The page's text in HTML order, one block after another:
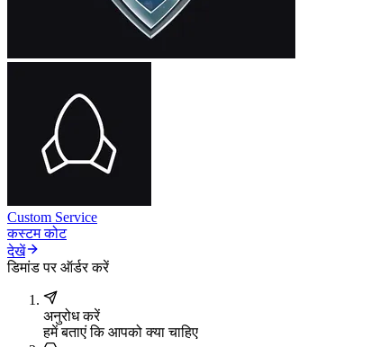
Custom Service
कस्टम कोट
देखें
डिमांड पर ऑर्डर करें
अनुरोध करें
हमें बताएं कि आपको क्या चाहिए